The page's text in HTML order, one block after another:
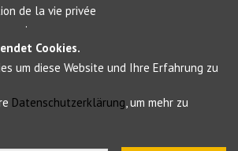
de la vie privée
Cookies.
um diese Website und Ihre Erfahrung zu
Datenschutzerklärung, um mehr zu